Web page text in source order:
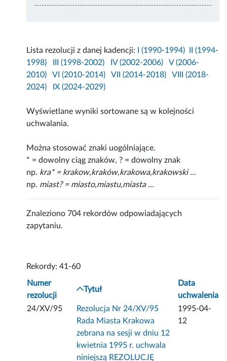
Lista rezolucji z danej kadencji: I (1990-1994)
II (1994-
1998)
III (1998-2002) IV (2002-2006)
V (2006-
2010)
VI (2010-2014) VII (2014-2018)
VIII (2018-
2024)
IX (2024-2029)
Wyświetlane wyniki sortowane są w kolejności
uchwalania.
Można stosować znaki uogólniające.
* = dowolny ciąg znaków, ? = dowolny znak
np. kra* = krakow,kraków,krakowa,krakowski ...
np. miast? = miasto,miastu,miasta ...
Znaleziono 704 rekordów odpowiadających
zapytaniu.
Rekordy: 41-60
Numer
rezolucji
Tytuł
Data
uchwalenia
24/XV/95
Rezolucja Nr 24/XV/95
Rada Miasta Krakowa
zebrana na sesji w dniu 12
kwietnia 1995 r. uchwala
niniejszą REZOLUCJĘ
1995-04-
12